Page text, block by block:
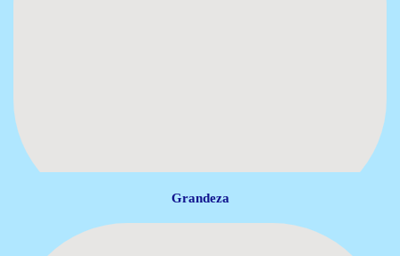
Grandeza